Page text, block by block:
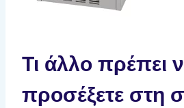
Τι άλλο πρέπει
προσέξετε στη